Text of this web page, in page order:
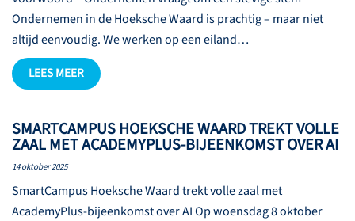
Ondernemen in de Hoeksche Waard is prachtig – maar niet
altijd eenvoudig. We werken op een eiland…
LEES MEER
SMARTCAMPUS HOEKSCHE WAARD TREKT VOLLE
ZAAL MET ACADEMYPLUS-BIJEENKOMST OVER AI
14 oktober 2025
SmartCampus Hoeksche Waard trekt volle zaal met
AcademyPlus-bijeenkomst over AI Op woensdag 8 oktober